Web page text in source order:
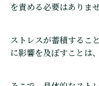
を責める必要はありませ
ストレスが蓄積するこ
に影響を及ぼすことは